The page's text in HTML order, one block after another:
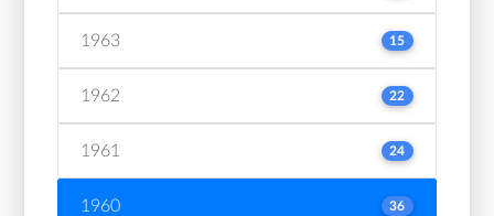
1963 15
1962 22
1961 24
1960 36